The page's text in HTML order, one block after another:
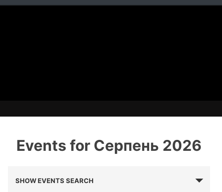
Events for Серпень 2026
SHOW EVENTS SEARCH